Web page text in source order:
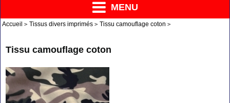
MENU
Accueil Tissus divers imprimés Tissu camouflage coton
Tissu camouflage coton